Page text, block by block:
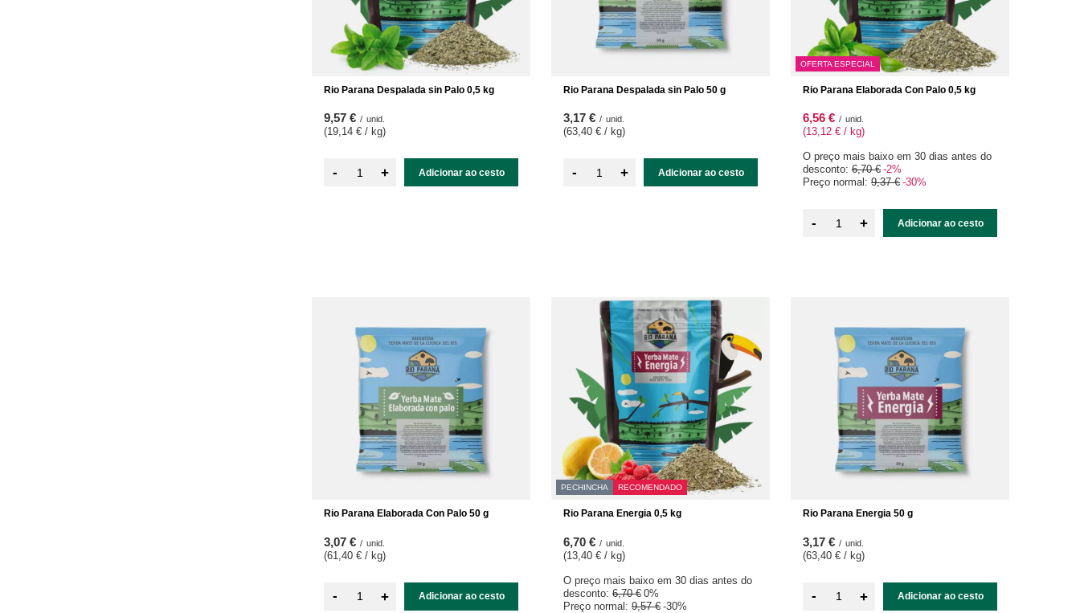
Rio Parana Despalada sin Palo 0,5 kg
9,57 € / unid.
(19,14 € / kg)
- + Adicionar ao cesto
Rio Parana Despalada sin Palo 50 g
3,17 € / unid.
(63,40 € / kg)
- + Adicionar ao cesto
OFERTA ESPECIAL
Rio Parana Elaborada Con Palo 0,5 kg
6,56 € / unid.
(13,12 € / kg)
O preço mais baixo em 30 dias antes do
desconto: 6,70 € -2%
Preço normal: 9,37 € -30%
- + Adicionar ao cesto
Rio Parana Elaborada Con Palo 50 g
3,07 € / unid.
(61,40 € / kg)
- + Adicionar ao cesto
PECHINCHA RECOMENDADO
Rio Parana Energia 0,5 kg
6,70 € / unid.
(13,40 € / kg)
O preço mais baixo em 30 dias antes do
desconto: 6,70 € 0%
Preço normal: 9,57 € -30%
Rio Parana Energia 50 g
3,17 € / unid.
(63,40 € / kg)
- + Adicionar ao cesto